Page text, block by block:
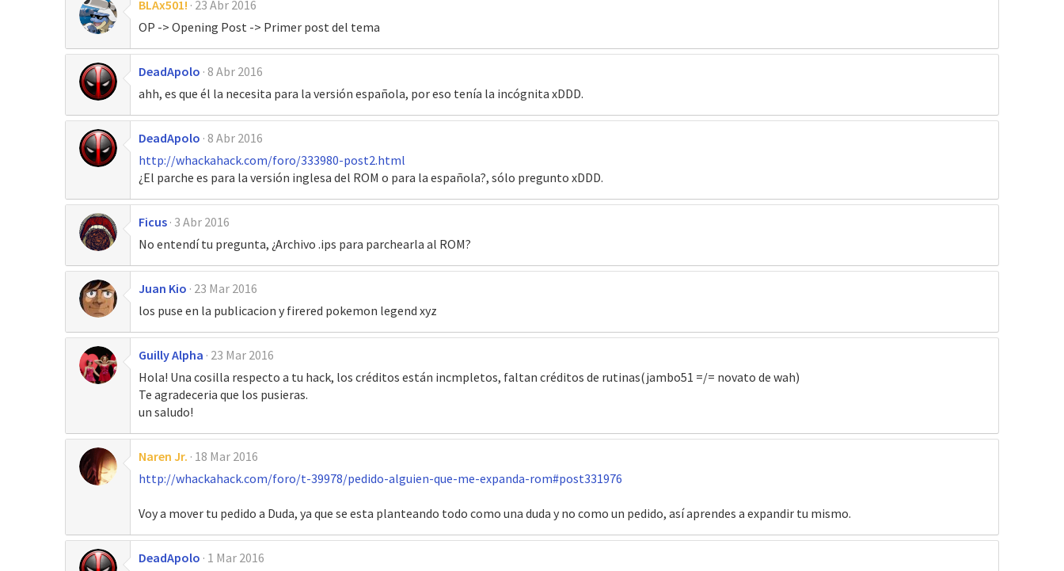
BLAx501! 23 Abr 2016
OP -> Opening Post -> Primer post del tema
DeadApolo 8 Abr 2016
ahh, es que él la necesita para la versión española, por eso tenía la incógnita xDDD.
DeadApolo 8 Abr 2016
http://whackahack.com/foro/333980-post2.html
¿El parche es para la versión inglesa del ROM o para la española?, sólo pregunto xDDD.
Ficus 3 Abr 2016
No entendí tu pregunta, ¿Archivo .ips para parchearla al ROM?
Juan Kio 23 Mar 2016
los puse en la publicacion y firered pokemon legend xyz
Guilly Alpha 23 Mar 2016
Hola! Una cosilla respecto a tu hack, los créditos están incmpletos, faltan créditos de rutinas(jambo51 =/= novato de wah)
Te agradeceria que los pusieras.
un saludo!
Naren Jr. 18 Mar 2016
http://whackahack.com/foro/t-39978/pedido-alguien-que-me-expanda-rom#post331976
Voy a mover tu pedido a Duda, ya que se esta planteando todo como una duda y no como un pedido, así aprendes a expandir tu mismo.
DeadApolo 1 Mar 2016